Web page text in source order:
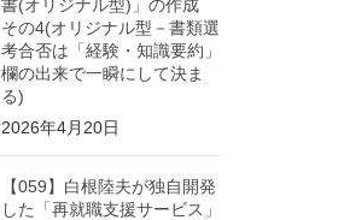
書(オリジナル型)」の作成
その4(オリジナル型－書類選
考合否は「経験・知識要約」
欄の出来で一瞬にして決ま
る)
2026年4月20日
【059】白根陸夫が独自開発
した「再就職支援サービス」